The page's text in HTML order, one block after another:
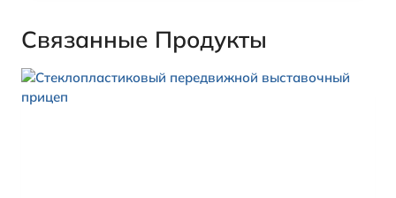
Связанные Продукты